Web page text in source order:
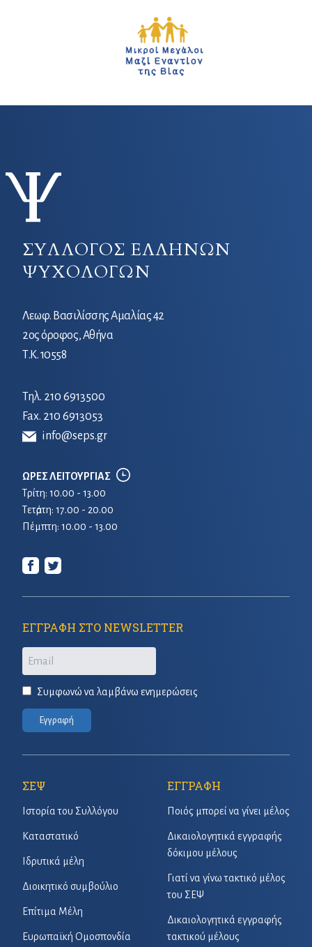
ΣΥΛΛΟΓΟΣ ΕΛΛΗΝΩΝ
ΨΥΧΟΛΟΓΩΝ
Λεωφ. Βασιλίσσης Αμαλίας 42
2ος όροφος, Αθήνα
Τ.Κ. 10558
Τηλ. 210 6913500
Fax. 210 6913053
info@seps.gr
ΩΡΕΣ ΛΕΙΤΟΥΡΓΙΑΣ
Τρίτη: 10.00 - 13.00
Τετἀρτη: 17.00 - 20.00
Πέμπτη: 10.00 - 13.00
ΕΓΓΡΑΦΗ ΣΤΟ NEWSLETTER
Email
Συμφωνώ να λαμβάνω ενημερώσεις
Εγγραφή
ΣΕΨ
Ιστορία του Συλλόγου
Καταστατικό
Ιδρυτικά μέλη
Διοικητικό συμβούλιο
Επίτιμα Μέλη
Ευρωπαϊκή Ομοσπονδία
ΕΓΓΡΑΦΗ
Ποιός μπορεί να γίνει μέλος
Δικαιολογητικά εγγραφής
δόκιμου μέλους
Γιατί να γίνω τακτικό μέλος
του ΣΕΨ
Δικαιολογητικά εγγραφής
τακτικού μέλους